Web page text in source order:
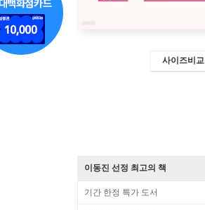
사이즈비교
이동진 선정 최고의 책
기간 한정 특가 도서